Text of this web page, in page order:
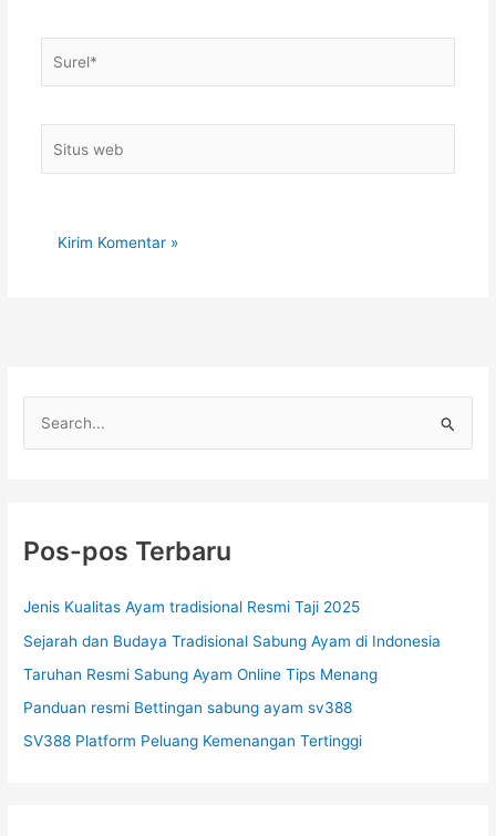
web
n
u
k
:
Pos-pos Terbaru
Jenis Kualitas Ayam tradisional Resmi Taji 2025
Sejarah dan Budaya Tradisional Sabung Ayam di Indonesia
Taruhan Resmi Sabung Ayam Online Tips Menang
Panduan resmi Bettingan sabung ayam sv388
SV388 Platform Peluang Kemenangan Tertinggi